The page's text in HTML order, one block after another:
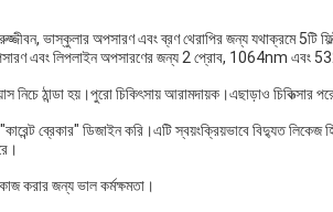
ভাস্কুলার অপসারণ এবং ব্রণ থেরাপির জন্য যথাক্রমে 5টি
এবং লিপলাইন অপসারণের জন্য 2 প্রোব, 1064nm এবং
নিচে ঠান্ডা হয়।পুরো চিকিৎসায় আরামদায়ক।এছাড়াও চিকিত্সার
ব্রেকার" ডিজাইন করি।এটি স্বয়ংক্রিয়ভাবে বিদ্যুত
করার জন্য ভাল কর্মক্ষমতা।